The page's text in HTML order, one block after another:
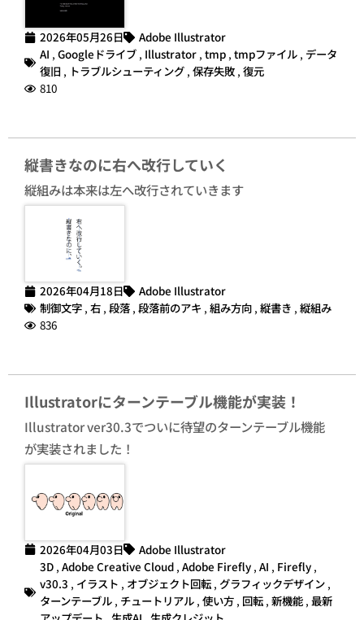
2026年05月26日
Adobe Illustrator
AI , Googleドライブ , Illustrator , tmp , tmpファイル , データ
復旧 , トラブルシューティング , 保存失敗 , 復元
810
縦書きなのに右へ改行していく
縦組みは本来は左へ改行されていきます
2026年04月18日
Adobe Illustrator
制御文字 , 右 , 段落 , 段落前のアキ , 組み方向 , 縦書き , 縦組み
836
Illustratorにターンテーブル機能が実装！
Illustrator ver30.3でついに待望のターンテーブル機能
が実装されました！
2026年04月03日
Adobe Illustrator
3D , Adobe Creative Cloud , Adobe Firefly , AI , Firefly ,
v30.3 , イラスト , オブジェクト回転 , グラフィックデザイン ,
ターンテーブル , チュートリアル , 使い方 , 回転 , 新機能 , 最新